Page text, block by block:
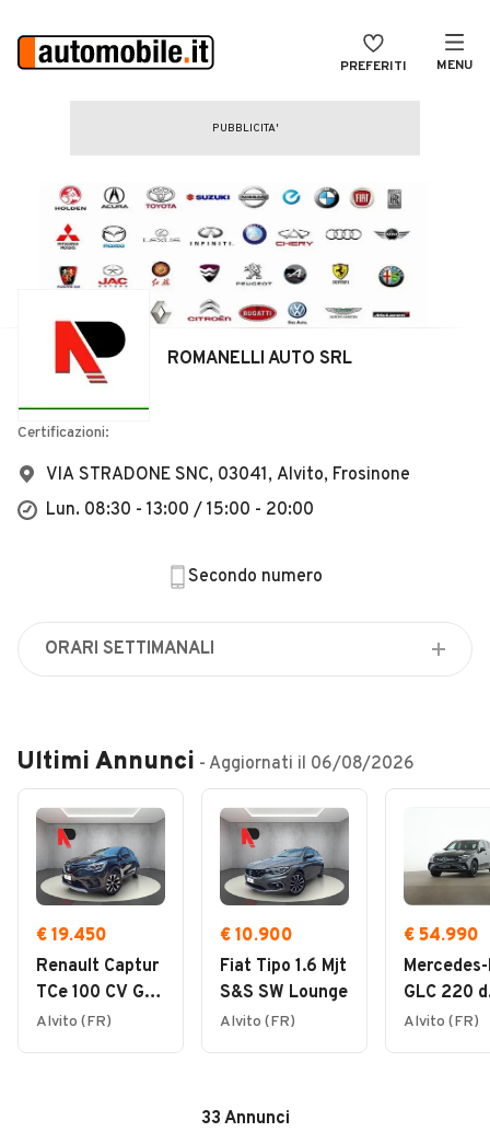
PREFERITI MENU
CERCA
Auto usate
Auto Km 0
Auto Nuove
Noleggio a lungo termine
Auto d'epoca
Moto
Veicoli Commerciali
MAGAZINE
ACCEDI
ROMANELLI AUTO SRL
Certificazioni:
VIA STRADONE SNC, 03041, Alvito, Frosinone
Lun. 08:30 - 13:00 / 15:00 - 20:00
Secondo numero
ORARI SETTIMANALI
Martedì
08:30 - 13:00 / 15:00 - 20:00
Mercoledì
08:30 - 13:00 / 15:00 - 20:00
Giovedì
08:30 - 13:00 / 15:00 - 20:00
Venerdì
08:30 - 13:00 / 15:00 - 20:00
Sabato
08:30 - 13:00 / 15:00 - 18:30
Domenica
Ultimi Annunci - Aggiornati il 06/08/2026
€ 19.450
Renault Captur
TCe 100 CV GPL
Techno
Alvito (FR)
€ 10.900
Fiat Tipo 1.6 Mjt
S&S SW Lounge
Alvito (FR)
€ 54.990
GLC 220 d
4Matic
Alvito (FR)
33 Annunci